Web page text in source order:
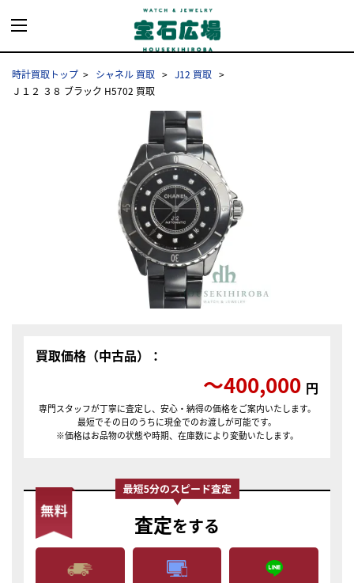
時計買取トップ シャネル 買取
J12 買取
Ｊ１２ ３８ ブラック H5702 買取
買取価格（中古品）：
〜400,000 円
専門スタッフが丁寧に査定し、安心・納得の価格をご案内いたします。
最短でその日のうちに現金でのお渡しが可能です。
※価格はお品物の状態や時期、在庫数により変動いたします。
査定をする